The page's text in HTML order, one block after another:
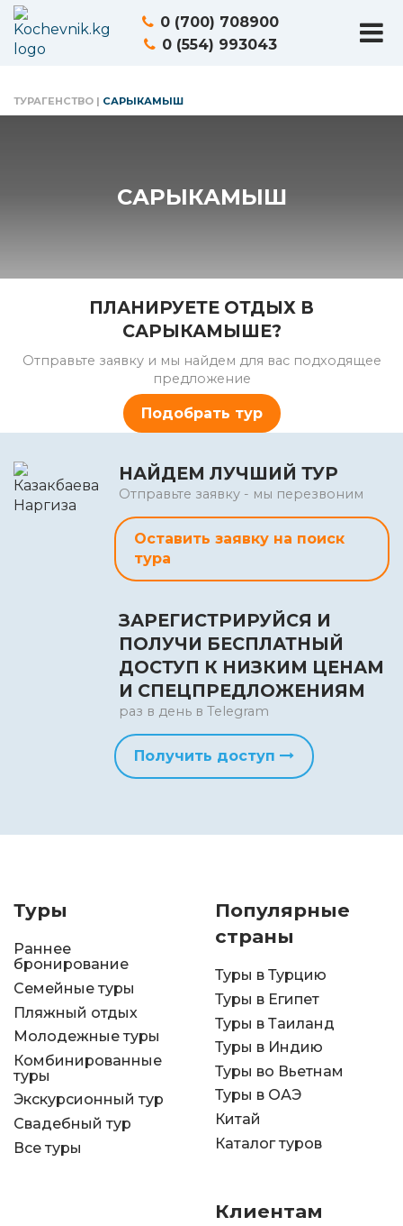
0 (700) 708900
0 (554) 993043
ТУРАГЕНСТВО | САРЫКАМЫШ
САРЫКАМЫШ
ПЛАНИРУЕТЕ ОТДЫХ В
САРЫКАМЫШЕ?
Отправьте заявку и мы найдем для вас подходящее
предложение
Подобрать тур
НАЙДЕМ ЛУЧШИЙ ТУР
Отправьте заявку - мы перезвоним
Оставить заявку на поиск
тура
ЗАРЕГИСТРИРУЙСЯ И
ПОЛУЧИ БЕСПЛАТНЫЙ
ДОСТУП К НИЗКИМ ЦЕНАМ
И СПЕЦПРЕДЛОЖЕНИЯМ
раз в день в Telegram
Получить доступ
Туры
Раннее
бронирование
Семейные туры
Пляжный отдых
Молодежные туры
Комбинированные
туры
Экскурсионный тур
Свадебный тур
Все туры
Популярные
страны
Туры в Турцию
Туры в Египет
Туры в Таиланд
Туры в Индию
Туры во Вьетнам
Туры в ОАЭ
Китай
Каталог туров
Клиентам